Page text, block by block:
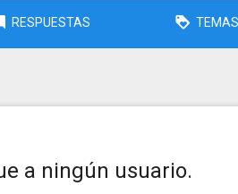
RESPUESTAS TEMAS
a ningún usuario.